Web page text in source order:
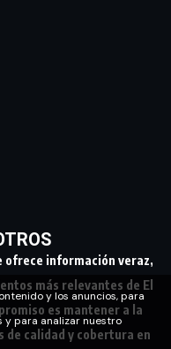
ofrece información veraz,
más relevantes de El
es mantener a la
de calidad y cobertura en
y los anuncios, para
y para analizar nuestro